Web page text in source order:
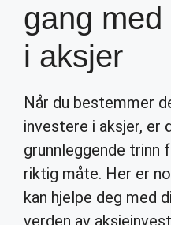
gang
i aksjer
Når du bestemmer
investere i aksjer, er
grunnleggende trinn
riktig måte. Her er
kan hjelpe deg med
verden av